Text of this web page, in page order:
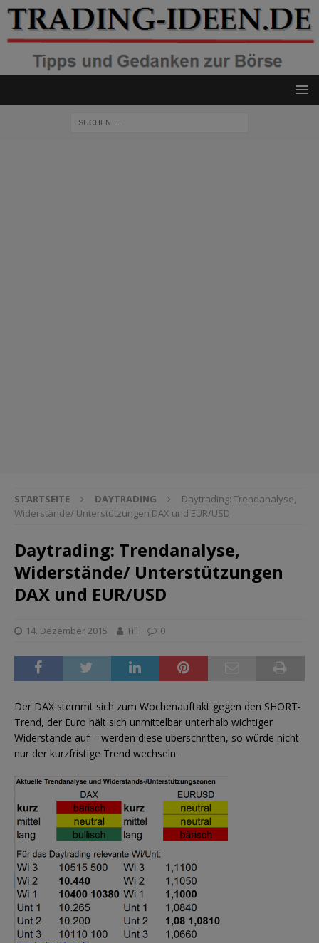
STARTSEITE DAYTRADING
Daytrading: Trendanalyse,
Widerstände/ Unterstützungen DAX und EUR/USD
Daytrading: Trendanalyse,
Widerstände/ Unterstützungen
DAX und EUR/USD
14. Dezember 2015 Till 0
Der DAX stemmt sich zum Wochenauftakt gegen den SHORT-
Trend, der Euro hält sich unmittelbar unterhalb wichtiger
Widerstände auf – werden diese überschritten, so würde nicht
nur der kurzfristige Trend wechseln.